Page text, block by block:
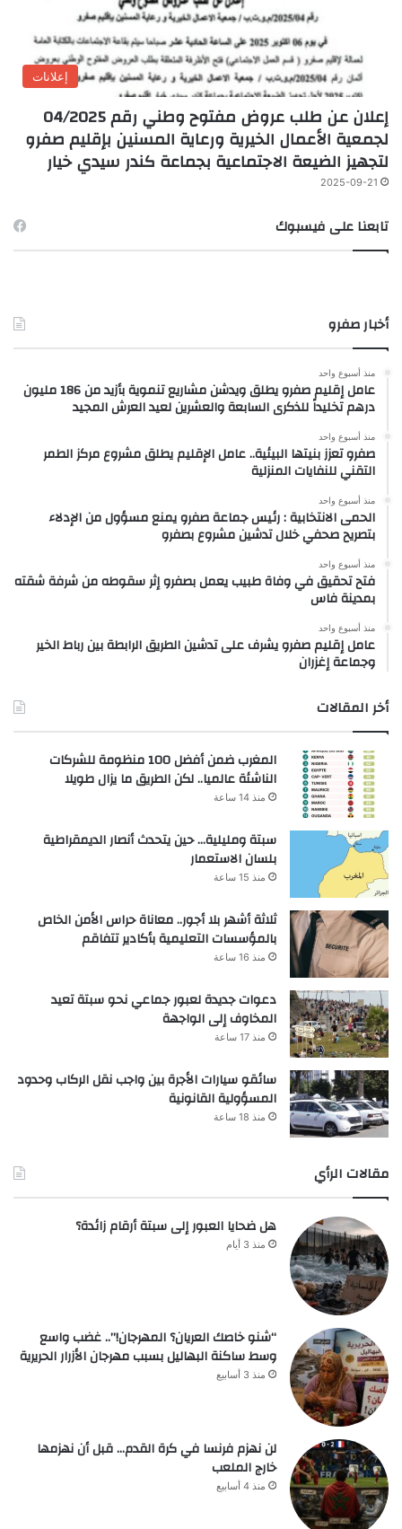
إعلانات
إعلان عن طلب عروض مفتوح وطني رقم 04/2025
لجمعية الأعمال الخيرية ورعاية المسنين بإقليم صفرو
لتجهيز الضيعة الاجتماعية بجماعة كندر سيدي خيار
2025-09-21
تابعنا على فيسبوك
أخبار صفرو
منذ أسبوع واحد
عامل إقليم صفرو يطلق ويدشن مشاريع تنموية بأزيد من 186 مليون
درهم تخليداً للذكرى السابعة والعشرين لعيد العرش المجيد
منذ أسبوع واحد
صفرو تعزز بنيتها البيئية.. عامل الإقليم يطلق مشروع مركز الطمر
التقني للنفايات المنزلية
منذ أسبوع واحد
الحمى الانتخابية : رئيس جماعة صفرو يمنع مسؤول من الإدلاء
بتصريح صحفي خلال تدشين مشروع بصفرو
منذ أسبوع واحد
فتح تحقيق في وفاة طبيب يعمل بصفرو إثر سقوطه من شرفة شقته
بمدينة فاس
منذ أسبوع واحد
عامل إقليم صفرو يشرف على تدشين الطريق الرابطة بين رباط الخير
وجماعة إغزران
أخر المقالات
المغرب ضمن أفضل 100 منظومة للشركات
الناشئة عالميا.. لكن الطريق ما يزال طويلا
منذ 14 ساعة
سبتة ومليلية… حين يتحدث أنصار الديمقراطية
بلسان الاستعمار
منذ 15 ساعة
ثلاثة أشهر بلا أجور.. معاناة حراس الأمن الخاص
بالمؤسسات التعليمية بأكادير تتفاقم
منذ 16 ساعة
دعوات جديدة لعبور جماعي نحو سبتة تعيد
المخاوف إلى الواجهة
منذ 17 ساعة
سائقو سيارات الأجرة بين واجب نقل الركاب وحدود
المسؤولية القانونية
منذ 18 ساعة
مقالات الرأي
هل ضحايا العبور إلى سبتة أرقام زائدة؟
منذ 3 أيام
“شنو خاصك العريان؟ المهرجان!”.. غضب واسع
وسط ساكنة البهاليل بسبب مهرجان الأزرار الحريرية
منذ 3 أسابيع
لن نهزم فرنسا في كرة القدم… قبل أن نهزمها
خارج الملعب
منذ 4 أسابيع